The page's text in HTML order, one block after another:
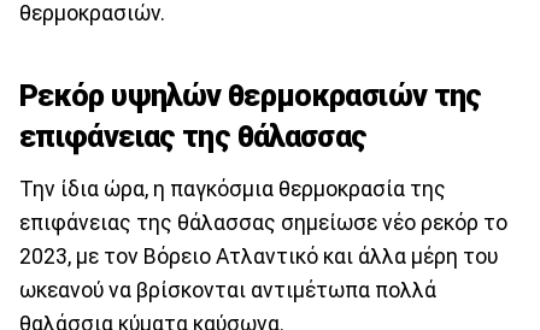
θερμοκρασιών.
Ρεκόρ υψηλών θερμοκρασιών της
επιφάνειας της θάλασσας
Την ίδια ώρα, η παγκόσμια θερμοκρασία της
επιφάνειας της θάλασσας σημείωσε νέο ρεκόρ το
2023, με τον Βόρειο Ατλαντικό και άλλα μέρη του
ωκεανού να βρίσκονται αντιμέτωπα πολλά
θαλάσσια κύματα καύσωνα.